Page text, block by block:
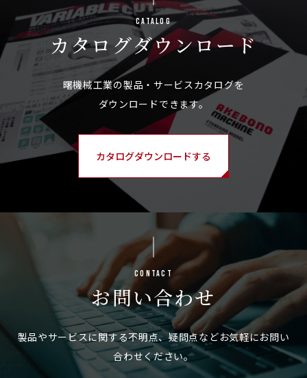
Catalog
カタログダウンロード
カタログダウンロードする
Contact
お問い合わせ